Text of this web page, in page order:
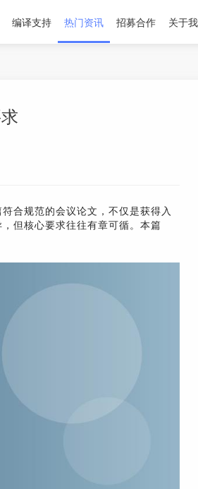
编译支持 热门资讯 招募合作 关于
合规范的会议论文，不仅是获得入
但核心要求往往有章可循。本篇